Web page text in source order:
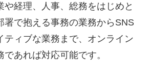
や経理、人事、総務をはじめと
署で抱える事務の業務からSNS
ティブな業務まで、オンライン
あれば対応可能です。